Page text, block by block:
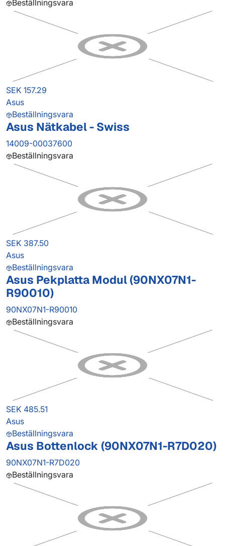
Beställningsvara
SEK 157.29
Asus
Beställningsvara
Asus Nätkabel - Swiss
14009-00037600
Beställningsvara
SEK 387.50
Asus
Beställningsvara
Asus Pekplatta Modul (90NX07N1-
R90010)
90NX07N1-R90010
Beställningsvara
SEK 485.51
Asus
Beställningsvara
Asus Bottenlock (90NX07N1-R7D020)
90NX07N1-R7D020
Beställningsvara